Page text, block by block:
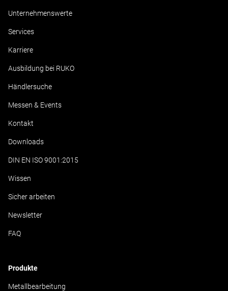
Unternehmenswerte
Services
Karriere
Ausbildung bei RUKO
Händlersuche
Messen & Events
Kontakt
Downloads
DIN EN ISO 9001:2015
Wissen
Sicher arbeiten
Newsletter
FAQ
Produkte
Metallbearbeitung